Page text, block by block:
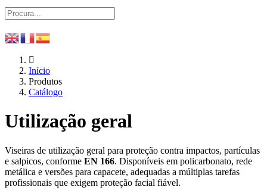
Início
Produtos
Catálogo
Utilização geral
Viseiras de utilização geral para proteção contra impactos, partículas
e salpicos, conforme EN 166. Disponíveis em policarbonato, rede
metálica e versões para capacete, adequadas a múltiplas tarefas
profissionais que exigem proteção facial fiável.